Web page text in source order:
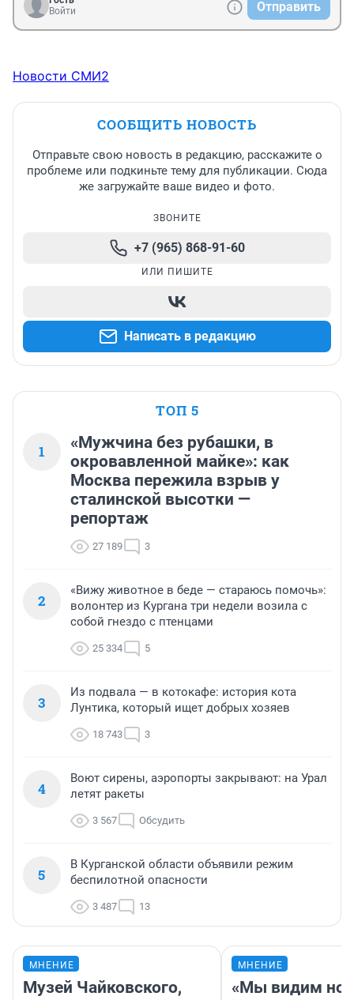
Войти
Отправить
Новости СМИ2
СООБЩИТЬ НОВОСТЬ
Отправьте свою новость в редакцию, расскажите о
проблеме или подкиньте тему для публикации. Сюда
же загружайте ваше видео и фото.
ЗВОНИТЕ
+7 (965) 868-91-60
ИЛИ ПИШИТЕ
Написать в редакцию
ТОП 5
1
«Мужчина без рубашки, в
окровавленной майке»: как
Москва пережила взрыв у
сталинской высотки —
репортаж
27 189 3
2
«Вижу животное в беде — стараюсь помочь»:
волонтер из Кургана три недели возила с
собой гнездо с птенцами
25 334 5
3
Из подвала — в котокафе: история кота
Лунтика, который ищет добрых хозяев
18 743 3
4
Воют сирены, аэропорты закрывают: на Урал
летят ракеты
3 567 Обсудить
5
В Курганской области объявили режим
беспилотной опасности
3 487 13
МНЕНИЕ
Музей Чайковского,
МНЕНИЕ
«Мы видим